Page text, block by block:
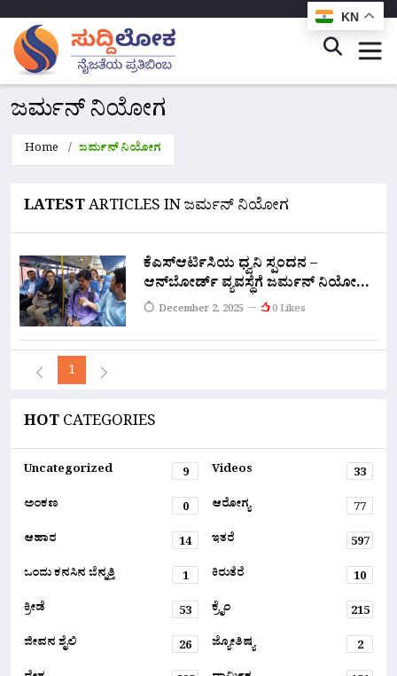
ಜರ್ಮನ್ ನಿಯೋಗ
Home ಜರ್ಮನ್ ನಿಯೋಗ
LATESTARTICLES IN ಜರ್ಮನ್ ನಿಯೋಗ
ಕೆಎಸ್ಆರ್ಟಿಸಿಯ ಧ್ವನಿ ಸ್ಪಂದನ –
ಆನ್‌ಬೋರ್ಡ್ ವ್ಯವಸ್ಥೆಗೆ ಜರ್ಮನ್ ನಿಯೋಗದ
ಮೆಚ್ಚುಗೆ
December 2, 2025 0 Likes
1
HOTCATEGORIES
Uncategorized 9 Videos
33
ಅಂಕಣ
0 ಆರೋಗ್ಯ
77
ಆಹಾರ
14 ಇತರೆ
597
ಒಂದು ಕನಸಿನ ಬೆನ್ನತ್ತಿ
1 ಕಿರುತೆರೆ
10
ಕ್ರೀಡೆ
53 ಕ್ರೈಂ
215
ಜೀವನ ಶೈಲಿ
26 ಜ್ಯೋತಿಷ್ಯ
2
KN